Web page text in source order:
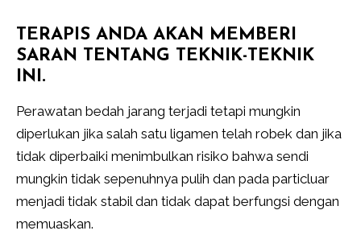
TERAPIS ANDA AKAN MEMBERI
SARAN TENTANG TEKNIK-TEKNIK
INI.
Perawatan bedah jarang terjadi tetapi mungkin
diperlukan jika salah satu ligamen telah robek dan jika
tidak diperbaiki menimbulkan risiko bahwa sendi
mungkin tidak sepenuhnya pulih dan pada particluar
menjadi tidak stabil dan tidak dapat berfungsi dengan
memuaskan.